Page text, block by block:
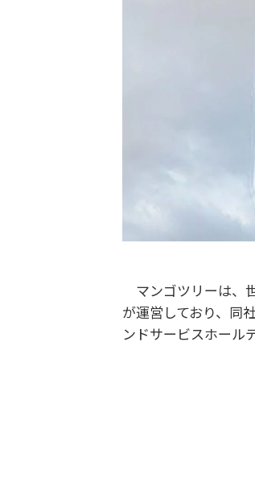
マンゴツリーは、
が運営しており、同
ンドサービスホール